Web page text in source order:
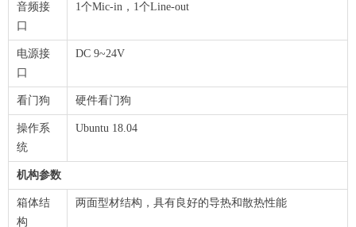
音频接
口
1个Mic-in，1个Line-out
电源接
口
DC 9~24V
看门狗 硬件看门狗
操作系
统
Ubuntu 18.04
机构参数
箱体结
构
两面型材结构，具有良好的导热和散热性能